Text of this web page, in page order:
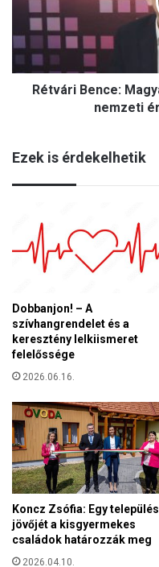
i
s
n
k
k
l
a
l
o
k
á
d
h
o
z
,
h
i
B
e
M
e
r
n
e
m
p
e
s
k
i
á
l
l
n
Rétvári Bence:
nemzeti
Ezek is érdekelhetik
Dobbanjon! – A
szívhangrendelet és a
keresztény lelkiismeret
felelőssége
2026.06.16.
Koncz Zsófia: Egy település
jövőjét a kisgyermekes
családok határozzák meg
2026.04.10.